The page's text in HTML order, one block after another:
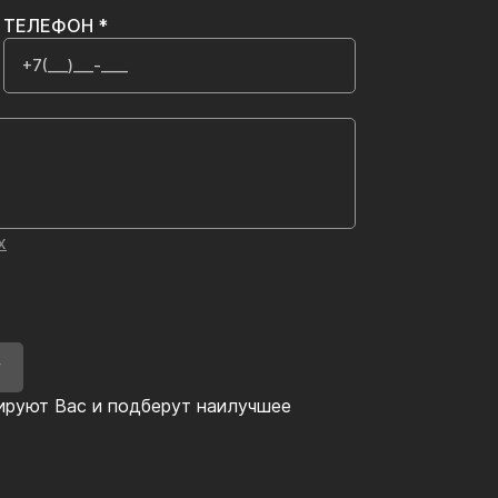
Вас и подберут наилучшее
ТЕЛЕФОН *